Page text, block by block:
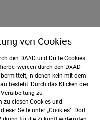
von Cookies
den DAAD und Dritte Cookies
werden durch den DAAD
in denen kein mit dem
besteht. Durch das Klicken des
Verarbeitung zu.
diesen Cookies und
Seite unter „Cookies“. Dort